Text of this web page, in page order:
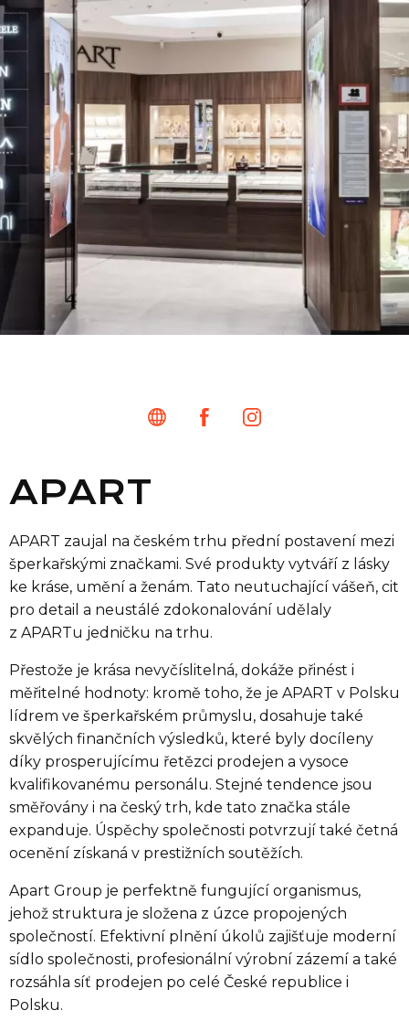
APART
APART zaujal na českém trhu přední postavení mezi
šperkařskými značkami. Své produkty vytváří z lásky
ke kráse, umění a ženám. Tato neutuchající vášeň, cit
pro detail a neustálé zdokonalování udělaly
z APARTu jedničku na trhu.
Přestože je krása nevyčíslitelná, dokáže přinést i
měřitelné hodnoty: kromě toho, že je APART v Polsku
lídrem ve šperkařském průmyslu, dosahuje také
skvělých finančních výsledků, které byly docíleny
díky prosperujícímu řetězci prodejen a vysoce
kvalifikovanému personálu. Stejné tendence jsou
směřovány i na český trh, kde tato značka stále
expanduje. Úspěchy společnosti potvrzují také četná
ocenění získaná v prestižních soutěžích.
Apart Group je perfektně fungující organismus,
jehož struktura je složena z úzce propojených
společností. Efektivní plnění úkolů zajišťuje moderní
sídlo společnosti, profesionální výrobní zázemí a také
rozsáhla síť prodejen po celé České republice i
Polsku.